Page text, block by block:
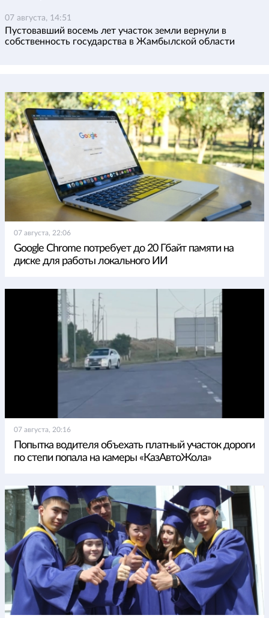
07 августа, 14:51
Пустовавший восемь лет участок земли вернули в
собственность государства в Жамбылской области
07 августа, 22:06
Google Chrome потребует до 20 Гбайт памяти на
диске для работы локального ИИ
07 августа, 20:16
Попытка водителя объехать платный участок дороги
по степи попала на камеры «КазАвтоЖола»